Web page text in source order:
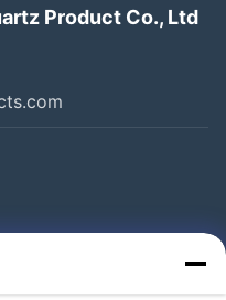
Product Co., Ltd